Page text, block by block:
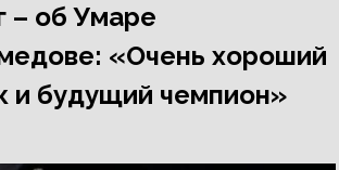
– об Умаре
«Очень хороший
и будущий чемпион»